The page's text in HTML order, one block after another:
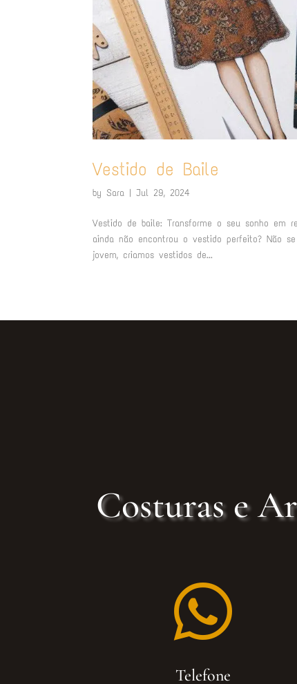
Vestido de Baile
bySara |Jul 29, 2024
Vestido de baile: Transforme o seu sonho em
ainda não encontrou o vestido perfeito? Não
jovem, criamos vestidos de...
Costuras e

Telefone